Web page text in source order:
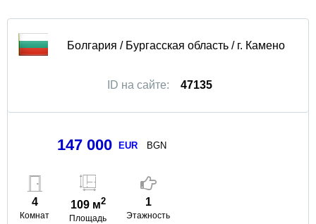
Болгария / Бургасская область / г. Камено
47135
ID на сайте:
147 000 EUR BGN
4
Комнат
109 м2
Площадь
1
Этажность